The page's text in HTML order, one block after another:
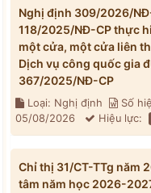
Nghị định 309/2026/
118/2025/NĐ-CP thực
một cửa, một cửa liên
Dịch vụ công quốc gia
367/2025/NĐ-CP
Loại: Nghị định Số
05/08/2026
Hiệu lực:
Chỉ thị 31/CT-TTg năm
tâm năm học 2026-